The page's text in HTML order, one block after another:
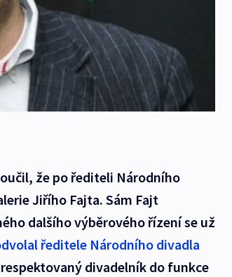
že po řediteli Národního
Jiřího Fajta. Sám Fajt
dalšího výběrového řízení se už
ředitele Národního divadla
divadelník do funkce